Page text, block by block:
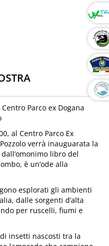
Parco ex Dogana
al Centro Parco Ex
verrà inauguarata la
libro del
è un’ode alla
esplorati gli ambienti
dalle sorgenti d’alta
per ruscelli, fiumi e
insetti nascosti tra la